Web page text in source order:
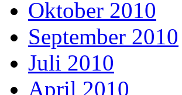
Oktober 2010
September 2010
Juli 2010
April 2010